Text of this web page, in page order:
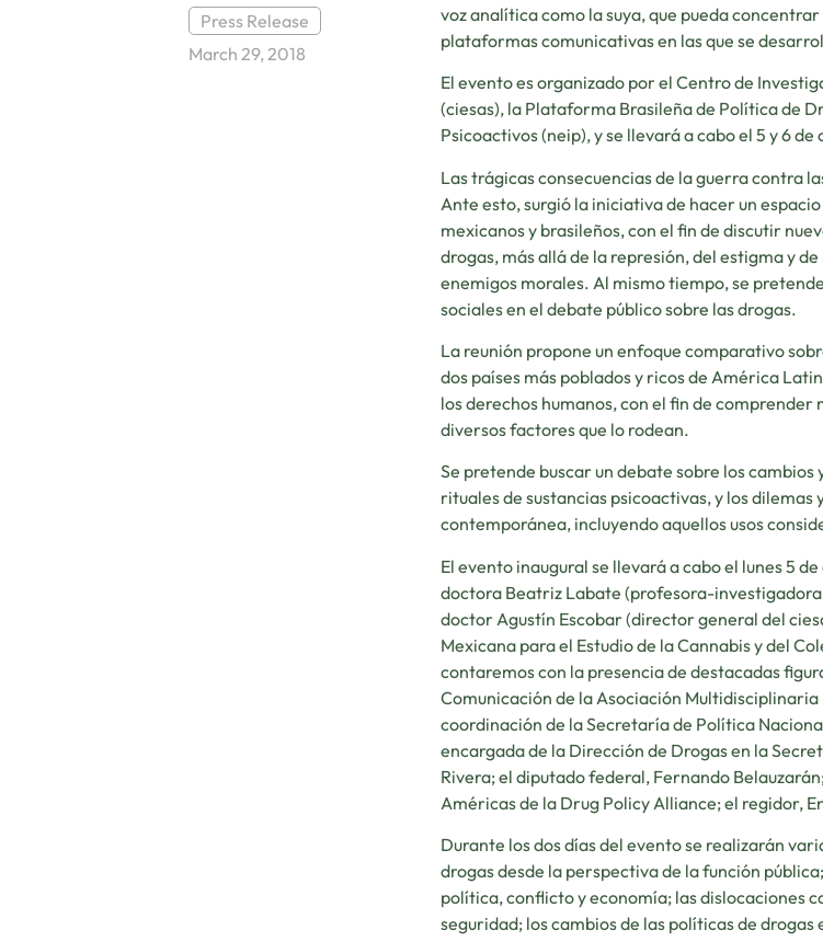
Press Release
March 29, 2018
voz analítica como la suya, que pueda
plataformas comunicativas en las que se
El evento es organizado por el Centro de
(ciesas), la Plataforma Brasileña de Política de
Psicoactivos (neip), y se llevará a cabo el 5 y 6
Las trágicas consecuencias de la guerra contra
Ante esto, surgió la iniciativa de hacer un
mexicanos y brasileños, con el fin de discutir
drogas, más allá de la represión, del estigma y
enemigos morales. Al mismo tiempo, se
sociales en el debate público sobre las drogas.
La reunión propone un enfoque comparativo
dos países más poblados y ricos de América
los derechos humanos, con el fin de
diversos factores que lo rodean.
Se pretende buscar un debate sobre los
rituales de sustancias psicoactivas, y los
contemporánea, incluyendo aquellos usos
El evento inaugural se llevará a cabo el lunes 5
doctora Beatriz Labate (profesora-
doctor Agustín Escobar (director general del
Mexicana para el Estudio de la Cannabis y del
contaremos con la presencia de destacadas
Comunicación de la Asociación
coordinación de la Secretaría de Política
encargada de la Dirección de Drogas en la
Rivera; el diputado federal, Fernando
Américas de la Drug Policy Alliance; el regidor,
Durante los dos días del evento se realizarán
drogas desde la perspectiva de la función
política, conflicto y economía; las dislocaciones
seguridad; los cambios de las políticas de